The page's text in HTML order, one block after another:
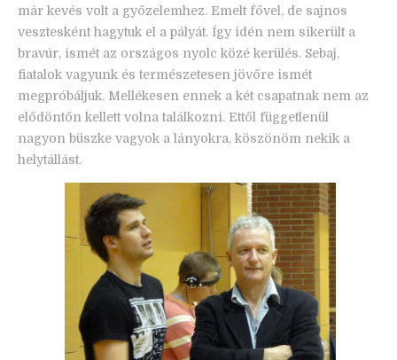
már kevés volt a győzelemhez. Emelt fővel, de sajnos
vesztesként hagytuk el a pályát. Így idén nem sikerült a
bravúr, ismét az országos nyolc közé kerülés. Sebaj,
fiatalok vagyunk és természetesen jövőre ismét
megpróbáljuk. Mellékesen ennek a két csapatnak nem az
elődöntőn kellett volna találkozni. Ettől függetlenül
nagyon büszke vagyok a lányokra, köszönöm nekik a
helytállást.